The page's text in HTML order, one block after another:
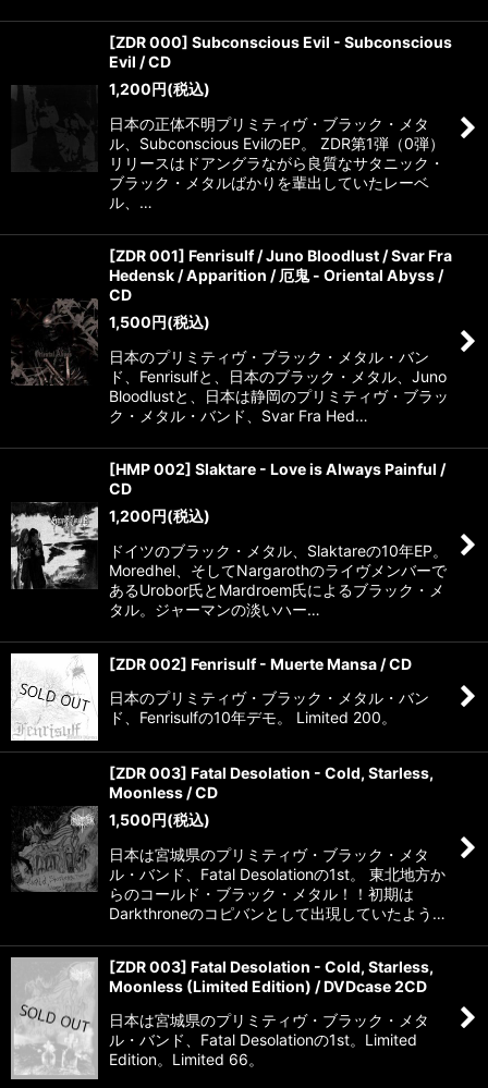
[ZDR 000] Subconscious Evil - Subconscious
Evil / CD
1,200円(税込)
日本の正体不明プリミティヴ・ブラック・メタ
ル、Subconscious EvilのEP。 ZDR第1弾（0弾）
リリースはドアングラながら良質なサタニック・
ブラック・メタルばかりを輩出していたレーベ
ル、…
[ZDR 001] Fenrisulf / Juno Bloodlust / Svar Fra
Hedensk / Apparition / 厄鬼 - Oriental Abyss /
CD
1,500円(税込)
日本のプリミティヴ・ブラック・メタル・バン
ド、Fenrisulfと、日本のブラック・メタル、Juno
Bloodlustと、日本は静岡のプリミティヴ・ブラッ
ク・メタル・バンド、Svar Fra Hed…
[HMP 002] Slaktare - Love is Always Painful /
CD
1,200円(税込)
ドイツのブラック・メタル、Slaktareの10年EP。
Moredhel、そしてNargarothのライヴメンバーで
あるUrobor氏とMardroem氏によるブラック・メ
タル。ジャーマンの淡いハー…
[ZDR 002] Fenrisulf - Muerte Mansa / CD
日本のプリミティヴ・ブラック・メタル・バン
ド、Fenrisulfの10年デモ。 Limited 200。
[ZDR 003] Fatal Desolation - Cold, Starless,
Moonless / CD
1,500円(税込)
日本は宮城県のプリミティヴ・ブラック・メタ
ル・バンド、Fatal Desolationの1st。 東北地方か
らのコールド・ブラック・メタル！！初期は
Darkthroneのコピバンとして出現していたよう…
[ZDR 003] Fatal Desolation - Cold, Starless,
Moonless (Limited Edition) / DVDcase 2CD
日本は宮城県のプリミティヴ・ブラック・メタ
ル・バンド、Fatal Desolationの1st。Limited
Edition。Limited 66。